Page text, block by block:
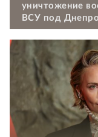
уничтожение
ВСУ под